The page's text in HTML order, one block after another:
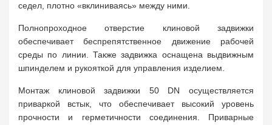
седел, плотно «вклиниваясь» между ними.
Полнопроходное отверстие клиновой задвижки
обеспечивает беспрепятственное движение рабочей
среды по линии. Также задвижка оснащена выдвижным
шпинделем и рукояткой для управления изделием.
Монтаж клиновой задвижки 50 DN осуществляется
приваркой встык, что обеспечивает высокий уровень
прочности и герметичности соединения. Приварные